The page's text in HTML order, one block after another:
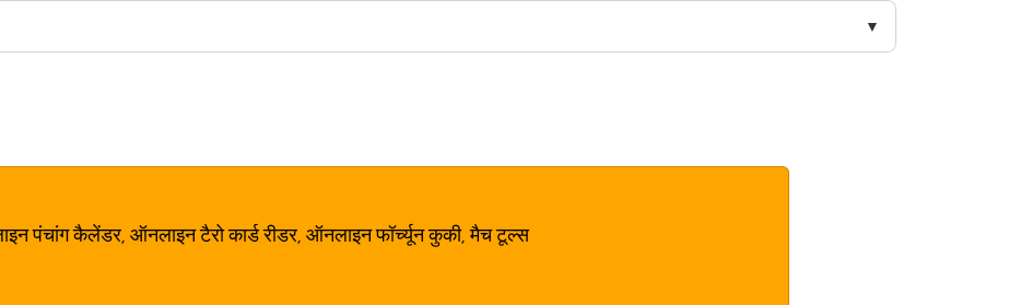
पंचांग कैलेंडर, ऑनलाइन टैरो कार्ड रीडर, ऑनलाइन फॉर्च्यून कुकी, मैच टूल्स